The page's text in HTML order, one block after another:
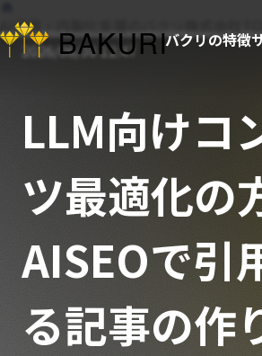
バクリの特徴
AI活用・内製化支援のバクリ株式会社TOP
2026/06/30 12:47
LLM向けコ
ツ最適化の
AISEOで引
る記事の作